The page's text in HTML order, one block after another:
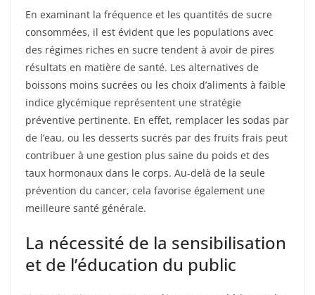
En examinant la fréquence et les quantités de sucre
consommées, il est évident que les populations avec
des régimes riches en sucre tendent à avoir de pires
résultats en matière de santé. Les alternatives de
boissons moins sucrées ou les choix d’aliments à faible
indice glycémique représentent une stratégie
préventive pertinente. En effet, remplacer les sodas par
de l’eau, ou les desserts sucrés par des fruits frais peut
contribuer à une gestion plus saine du poids et des
taux hormonaux dans le corps. Au-delà de la seule
prévention du cancer, cela favorise également une
meilleure santé générale.
La nécessité de la sensibilisation
et de l’éducation du public